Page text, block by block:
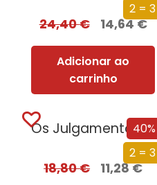
2 = 3
24,40€ 14,64€
Adicionar ao
carrinho
40%
2 = 3
Os Julgamentos de Nuremberga
18,80€ 11,28€